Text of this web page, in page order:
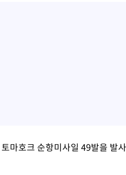
마호크 순항미사일 49발을 발